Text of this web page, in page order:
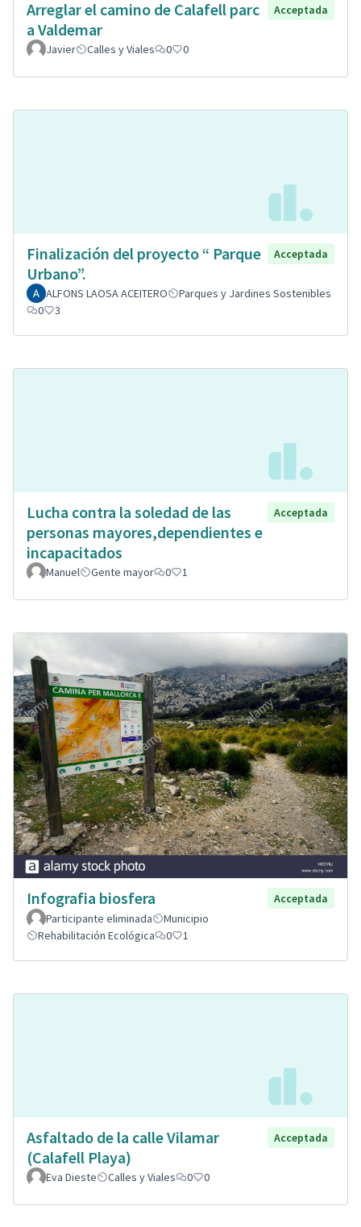
Arreglar el camino de Calafell parc
a Valdemar
Acceptada
Javier Calles y Viales 0 0
Finalización del proyecto “ Parque
Urbano”.
Acceptada
ALFONS LAOSA ACEITERO
Parques y Jardines Sostenibles
0
3
Lucha contra la soledad de las
personas mayores,dependientes e
incapacitados
Acceptada
Manuel Gente mayor 0 1
Infografia biosfera
Acceptada
Participante eliminada
Municipio
Rehabilitación Ecológica
0 1
Asfaltado de la calle Vilamar
(Calafell Playa)
Acceptada
Eva Dieste Calles y Viales 0 0